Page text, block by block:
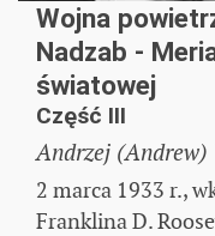
Wojna
Nadzab -
światowej
Część III
Andrzej (Andrew)
2 marca 1933 r.,
Franklina D.